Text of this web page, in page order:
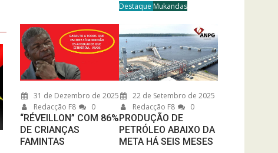
Destaque Mukandas
31 de Dezembro de 2025
Redacção F8
0
“RÉVEILLON” COM 86%
DE CRIANÇAS
FAMINTAS
22 de Setembro de 2025
Redacção F8
0
PRODUÇÃO DE
PETRÓLEO ABAIXO DA
META HÁ SEIS MESES